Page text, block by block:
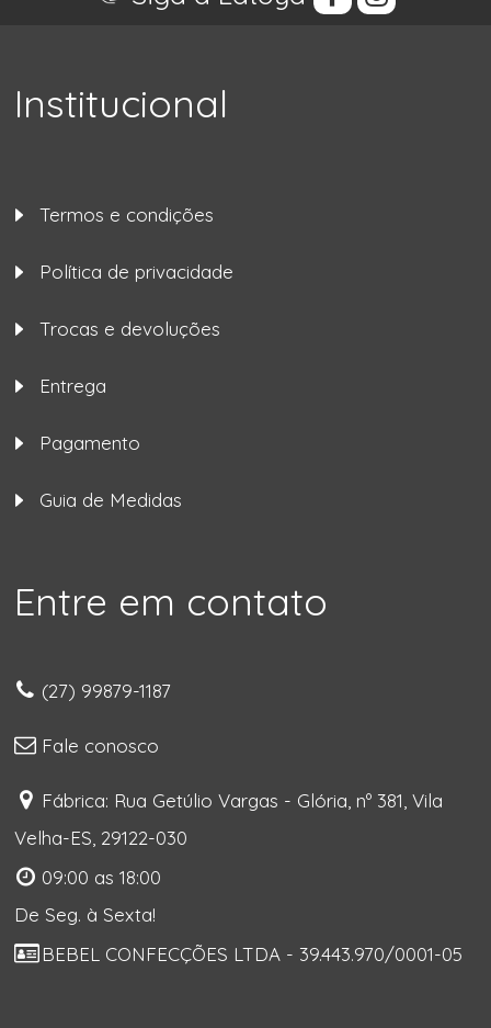
Institucional
Termos e condições
Política de privacidade
Trocas e devoluções
Entrega
Pagamento
Guia de Medidas
Entre em contato
(27) 99879-1187
Fale conosco
Fábrica: Rua Getúlio Vargas - Glória, nº 381, Vila
Velha-ES, 29122-030
09:00 as 18:00
De Seg. à Sexta!
BEBEL CONFECÇÕES LTDA - 39.443.970/0001-05